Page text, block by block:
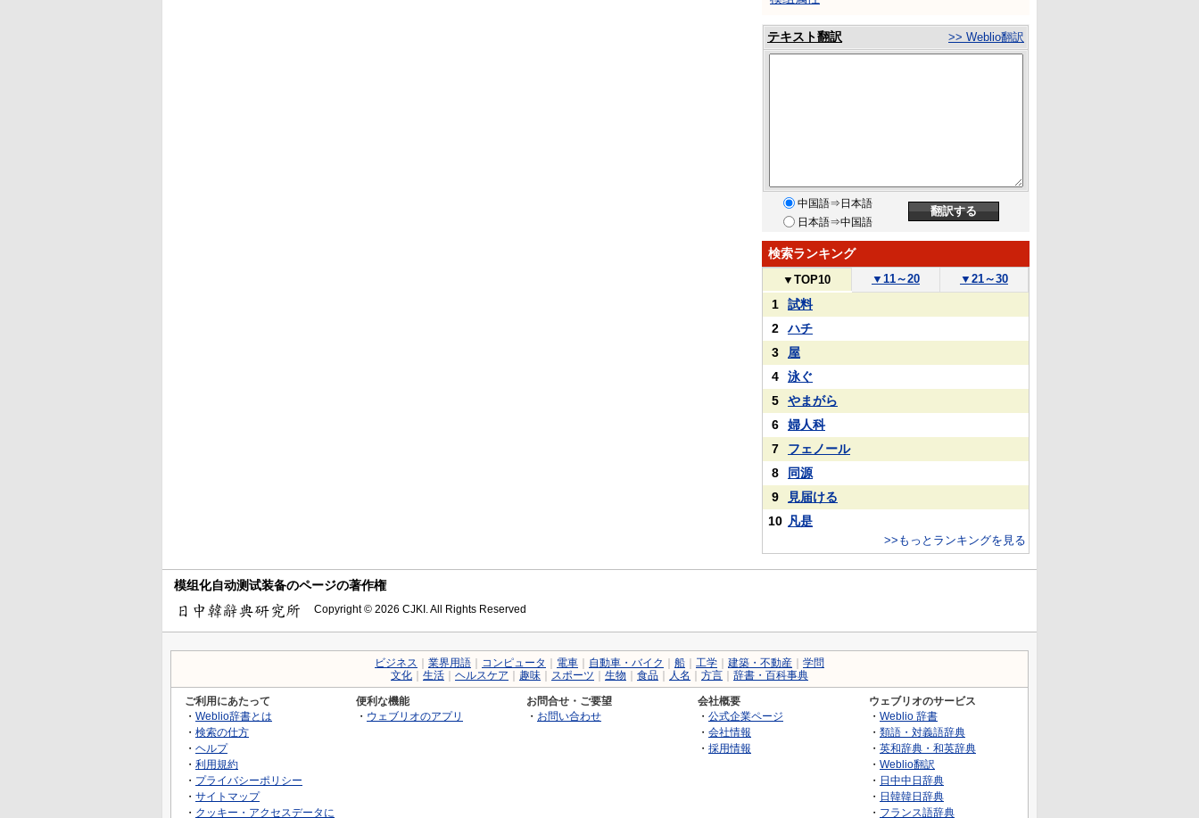
テキスト翻訳 >> Weblio翻訳
中国語⇒日本語
日本語⇒中国語
検索ランキング
▼ TOP10 ▼ 11～20 ▼ 21～30
1
試料
2
ハチ
3
屋
4
泳ぐ
5
やまがら
6
婦人科
7
フェノール
8
同源
9
見届ける
10 凡是
>>もっとランキングを見る
模组化自动测试装备のページの著作権
Copyright © 2026 CJKI. All Rights Reserved
ビジネス 業界用語 コンピュータ 電車 自動車・バイク 船 工学 建築・不動産
学問
文化
生活 ヘルスケア 趣味 スポーツ 生物 食品 人名 方言 辞書・百科事典
ご利用にあたって
・ Weblio辞書とは
・ 検索の仕方
・ ヘルプ
・ 利用規約
・ プライバシーポリシー
・ サイトマップ
・ クッキー・アクセスデータに
便利な機能
・ ウェブリオのアプリ
お問合せ・ご要望
・ お問い合わせ
会社概要
・ 公式企業ページ
・ 会社情報
・ 採用情報
ウェブリオのサービス
・ Weblio 辞書
・ 類語・対義語辞典
・ 英和辞典・和英辞典
・ Weblio翻訳
・ 日中中日辞典
・ 日韓韓日辞典
・ フランス語辞典